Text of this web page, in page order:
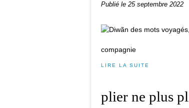
Publié le 25 septembre 2022
compagnie
LIRE LA SUITE
plier ne plus